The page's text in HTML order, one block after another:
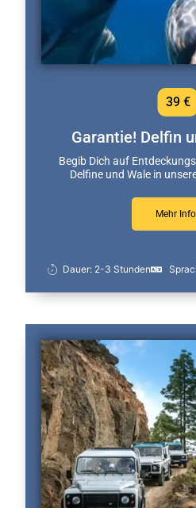
Garantie! Delfin
Begib Dich auf
Delfine und Wale in
Mehr
39 €
Dauer: 2-3 Stunden